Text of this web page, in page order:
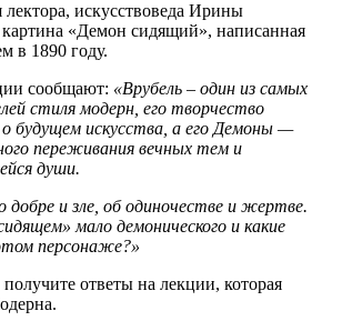
искусствоведа Ирины
«Демон сидящий», написанная
в 1890 году.
сообщают: «Врубель – один из самых
стиля модерн, его творчество
о будущем искусства, а его Демоны —
переживания вечных тем и
души.
и зле, об одиночестве и жертве.
мало демонического и какие
персонаже?»
ответы на лекции, которая